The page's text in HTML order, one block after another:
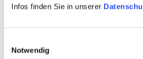
Infos finden Sie in unserer
Notwendig
Contact Further Information